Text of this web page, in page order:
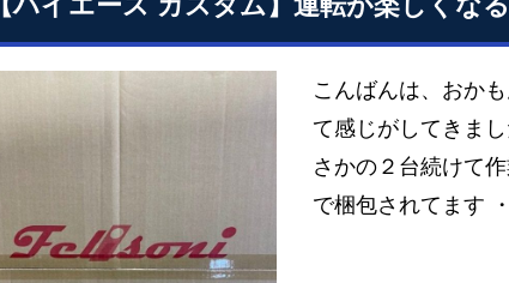
こんばんは、おか
て感じがしてきま
さかの２台続けて
で梱包されてます